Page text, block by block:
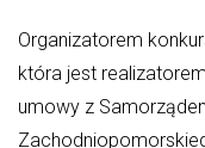
Organizatorem
która jest
umowy z